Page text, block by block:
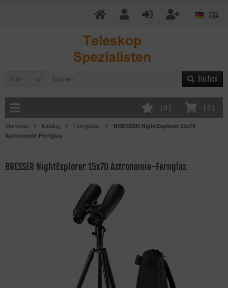
Alle Suchen
( 0 )
( 0 )
Startseite Katalog Ferngläser
BRESSER NightExplorer 15x70
Astronomie-Fernglas
BRESSER NightExplorer 15x70 Astronomie-Fernglas